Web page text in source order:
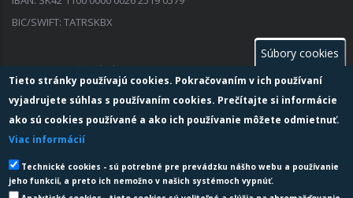
BIC/SWIFT: TATRSKBX
FAKTURAČNÉ ÚDAJE
IČO: 35 741 236
IČ DPH: SK 202 024 2763
Zapísaný v obchodnom registri: vedenom Okresným súdom Žilina,
oddiel: Sro, vložka č: 69536/L
Súbory cookies
Tieto stránky používajú cookies. Pokračovaním v ich používaní
vyjadrujete súhlas s používaním cookies. Prečítajte si informácie
ako sú cookies používané a ako ich používanie môžete odmietnuť.
Viac informácií
Technické cookies - sú potrebné pre prevádzku nášho webu a používanie
jeho funkcií, a preto ich nemožno v našich systémoch vypnúť.